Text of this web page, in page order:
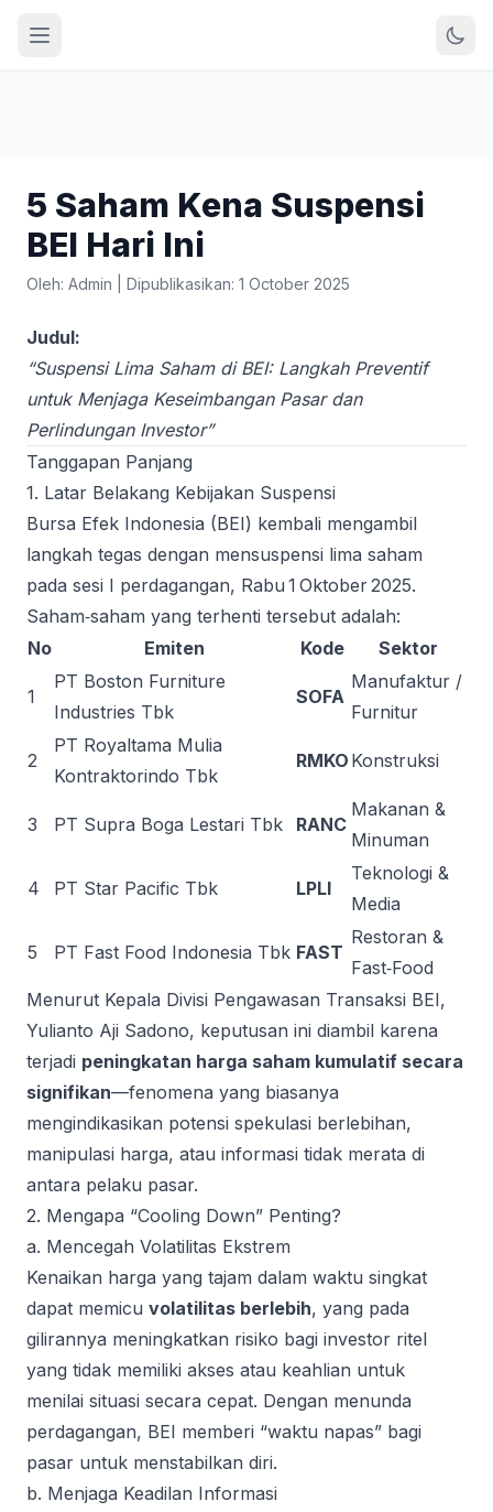
5 Saham Kena Suspensi
BEI Hari Ini
Oleh: Admin Dipublikasikan: 1 October 2025
Judul:
“Suspensi Lima Saham di BEI: Langkah Preventif
untuk Menjaga Keseimbangan Pasar dan
Perlindungan Investor”
Tanggapan Panjang
1. Latar Belakang Kebijakan Suspensi
Bursa Efek Indonesia (BEI) kembali mengambil
langkah tegas dengan mensuspensi lima saham
pada sesi I perdagangan, Rabu 1 Oktober 2025.
Saham‐saham yang terhenti tersebut adalah:
No
Emiten Kode Sektor
1
PT Boston Furniture
Industries Tbk
SOFA
Manufaktur /
Furnitur
2
PT Royaltama Mulia
Kontraktorindo Tbk
RMKO Konstruksi
3 PT Supra Boga Lestari Tbk RANC
Makanan &
Minuman
4 PT Star Pacific Tbk LPLI
Teknologi &
Media
5 PT Fast Food Indonesia Tbk FAST
Restoran &
Fast‑Food
Menurut Kepala Divisi Pengawasan Transaksi BEI,
Yulianto Aji Sadono, keputusan ini diambil karena
terjadi peningkatan harga saham kumulatif secara
signifikan—fenomena yang biasanya
mengindikasikan potensi spekulasi berlebihan,
manipulasi harga, atau informasi tidak merata di
antara pelaku pasar.
2. Mengapa “Cooling Down” Penting?
a. Mencegah Volatilitas Ekstrem
Kenaikan harga yang tajam dalam waktu singkat
dapat memicu volatilitas berlebih, yang pada
gilirannya meningkatkan risiko bagi investor ritel
yang tidak memiliki akses atau keahlian untuk
menilai situasi secara cepat. Dengan menunda
perdagangan, BEI memberi “waktu napas” bagi
pasar untuk menstabilkan diri.
b. Menjaga Keadilan Informasi